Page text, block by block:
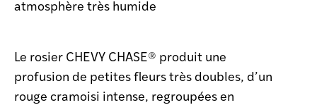
atmosphère très humide
Le rosier CHEVY CHASE® produit une
profusion de petites fleurs très doubles, d’un
rouge cramoisi intense, regroupées en